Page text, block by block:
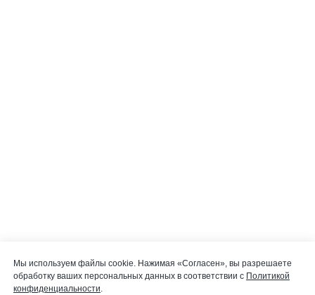
Мы используем файлы cookie. Нажимая «Согласен», вы разрешаете
обработку ваших персональных данных в соответствии с Политикой
конфиденциальности.